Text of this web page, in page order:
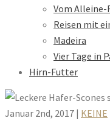
Vom Alleine-
Reisen mit
Madeira
Vier Tage in
Hirn-Futter
Januar 2nd, 2017 | KEINE